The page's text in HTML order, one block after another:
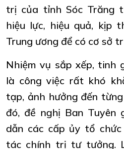
trị của tỉnh Sóc Trăng
hiệu lực, hiệu quả, kịp
Trung ương để có cơ sở
Nhiệm vụ sắp xếp, tinh
là công việc rất khó
tạp, ảnh hưởng đến
đó, đề nghị Ban Tuyên
dẫn các cấp ủy tổ
tác chính trị tư tưởng.